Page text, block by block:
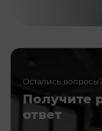
Остались
Получите
ответ